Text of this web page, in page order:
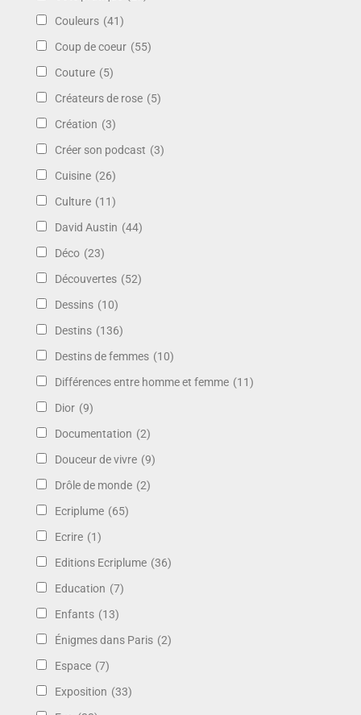
Couleurs (41)
Coup de coeur (55)
Couture (5)
Créateurs de rose (5)
Création (3)
Créer son podcast (3)
Cuisine (26)
Culture (11)
David Austin (44)
Déco (23)
Découvertes (52)
Dessins (10)
Destins (136)
Destins de femmes (10)
Différences entre homme et femme (11)
Dior (9)
Documentation (2)
Douceur de vivre (9)
Drôle de monde (2)
Ecriplume (65)
Ecrire (1)
Editions Ecriplume (36)
Education (7)
Enfants (13)
Énigmes dans Paris (2)
Espace (7)
Exposition (33)